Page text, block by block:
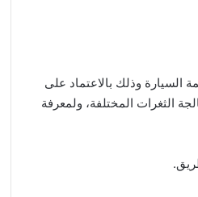
وذلك بالاعتماد على
الثغرات المختلفة، ولمعرفة